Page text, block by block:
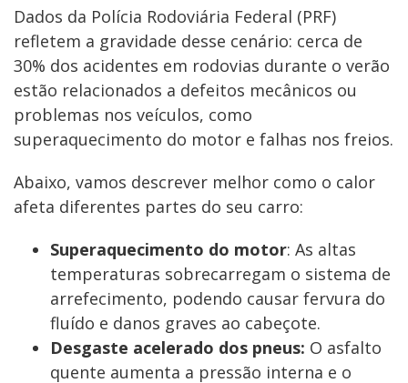
Dados da Polícia Rodoviária Federal (PRF)
refletem a gravidade desse cenário: cerca de
30% dos acidentes em rodovias durante o verão
estão relacionados a defeitos mecânicos ou
problemas nos veículos, como
superaquecimento do motor e falhas nos freios.
Abaixo, vamos descrever melhor como o calor
afeta diferentes partes do seu carro:
Superaquecimento do motor: As altas
temperaturas sobrecarregam o sistema de
arrefecimento, podendo causar fervura do
fluído e danos graves ao cabeçote.
Desgaste acelerado dos pneus: O asfalto
quente aumenta a pressão interna e o